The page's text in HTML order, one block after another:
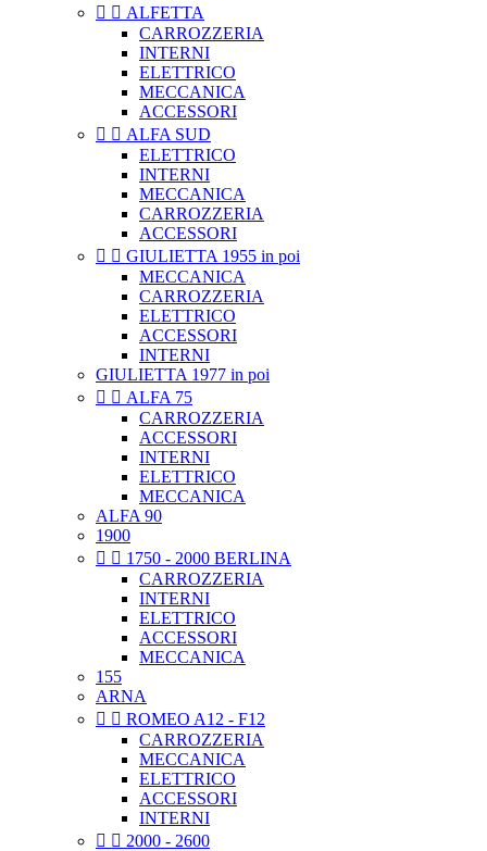
  ALFETTA
CARROZZERIA
INTERNI
ELETTRICO
MECCANICA
ACCESSORI
  ALFA SUD
ELETTRICO
INTERNI
MECCANICA
CARROZZERIA
ACCESSORI
  GIULIETTA 1955 in poi
MECCANICA
CARROZZERIA
ELETTRICO
ACCESSORI
INTERNI
GIULIETTA 1977 in poi
  ALFA 75
CARROZZERIA
ACCESSORI
INTERNI
ELETTRICO
MECCANICA
ALFA 90
1900
  1750 - 2000 BERLINA
CARROZZERIA
INTERNI
ELETTRICO
ACCESSORI
MECCANICA
155
ARNA
  ROMEO A12 - F12
CARROZZERIA
MECCANICA
ELETTRICO
ACCESSORI
INTERNI
  2000 - 2600